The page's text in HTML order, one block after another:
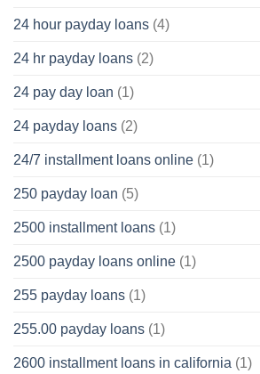
24 hour payday loans (4)
24 hr payday loans (2)
24 pay day loan (1)
24 payday loans (2)
24/7 installment loans online (1)
250 payday loan (5)
2500 installment loans (1)
2500 payday loans online (1)
255 payday loans (1)
255.00 payday loans (1)
2600 installment loans in california (1)